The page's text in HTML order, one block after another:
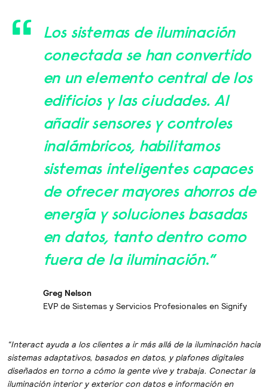
Los sistemas de iluminación
conectada se han convertido
en un elemento central de los
edificios y las ciudades. Al
añadir sensores y controles
inalámbricos, habilitamos
sistemas inteligentes capaces
de ofrecer mayores ahorros de
energía y soluciones basadas
en datos, tanto dentro como
fuera de la iluminación.”
Greg Nelson
EVP de Sistemas y Servicios Profesionales en Signify
“Interact ayuda a los clientes a ir más allá de la iluminación hacia
sistemas adaptativos, basados en datos, y plafones digitales
diseñados en torno a cómo la gente vive y trabaja. Conectar la
iluminación interior y exterior con datos e información en